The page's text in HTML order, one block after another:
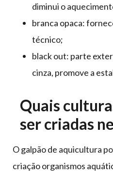
diminui o
branca opaca:
técnico;
black out: parte
cinza, promove a
Quais
ser criadas
O galpão de aquicultura
criação organismos